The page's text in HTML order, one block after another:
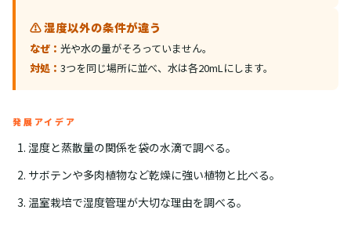
⚠️ 湿度以外の条件が違う
なぜ： 光や水の量がそろっていません。
対処： 3つを同じ場所に並べ、水は各20mLにします。
発展アイデア
湿度と蒸散量の関係を袋の水滴で調べる。
サボテンや多肉植物など乾燥に強い植物と比べる。
温室栽培で湿度管理が大切な理由を調べる。